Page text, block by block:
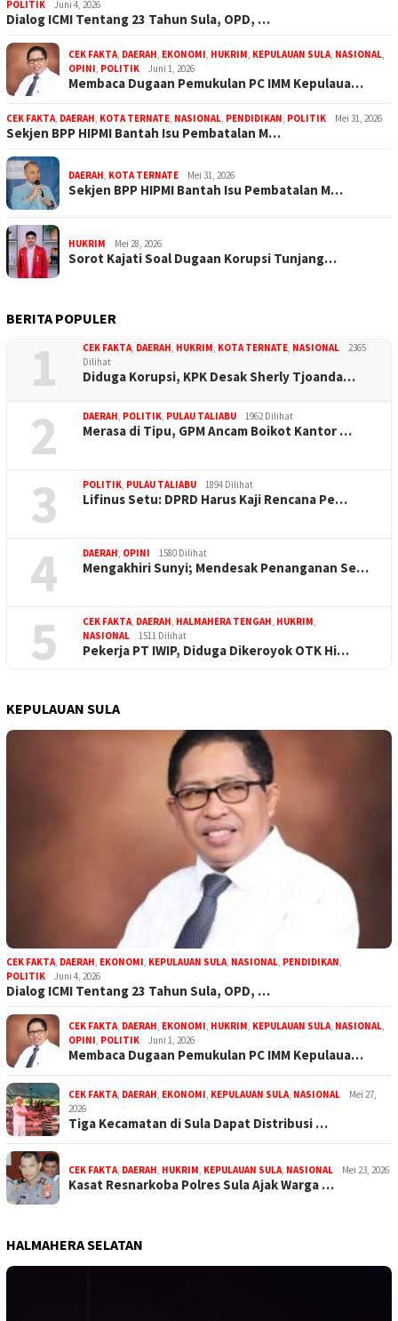
POLITIK Juni 4, 2026
Dialog ICMI Tentang 23 Tahun Sula, OPD, …
CEK FAKTA, DAERAH, EKONOMI, HUKRIM, KEPULAUAN SULA, NASIONAL,
OPINI, POLITIK Juni 1, 2026
Membaca Dugaan Pemukulan PC IMM Kepulaua…
CEK FAKTA, DAERAH, KOTA TERNATE, NASIONAL, PENDIDIKAN, POLITIK Mei 31, 2026
Sekjen BPP HIPMI Bantah Isu Pembatalan M…
DAERAH, KOTA TERNATE Mei 31, 2026
Sekjen BPP HIPMI Bantah Isu Pembatalan M…
HUKRIM Mei 28, 2026
Sorot Kajati Soal Dugaan Korupsi Tunjang…
BERITA POPULER
1 CEK FAKTA, DAERAH, HUKRIM, KOTA TERNATE, NASIONAL
2365
Dilihat
Diduga Korupsi, KPK Desak Sherly Tjoanda…
2 DAERAH, POLITIK, PULAU TALIABU 1962 Dilihat
Merasa di Tipu, GPM Ancam Boikot Kantor …
3 POLITIK, PULAU TALIABU 1894 Dilihat
Lifinus Setu: DPRD Harus Kaji Rencana Pe…
4 DAERAH, OPINI 1580 Dilihat
Mengakhiri Sunyi; Mendesak Penanganan Se…
5 CEK FAKTA, DAERAH, HALMAHERA TENGAH, HUKRIM,
NASIONAL
1511 Dilihat
Pekerja PT IWIP, Diduga Dikeroyok OTK Hi…
KEPULAUAN SULA
CEK FAKTA, DAERAH, EKONOMI, KEPULAUAN SULA, NASIONAL, PENDIDIKAN,
POLITIK
Juni 4, 2026
Dialog ICMI Tentang 23 Tahun Sula, OPD, …
CEK FAKTA, DAERAH, EKONOMI, HUKRIM, KEPULAUAN SULA, NASIONAL,
OPINI, POLITIK Juni 1, 2026
Membaca Dugaan Pemukulan PC IMM Kepulaua…
CEK FAKTA, DAERAH, EKONOMI, KEPULAUAN SULA, NASIONAL
Mei 27,
2026
Tiga Kecamatan di Sula Dapat Distribusi …
CEK FAKTA, DAERAH, HUKRIM, KEPULAUAN SULA, NASIONAL Mei 23, 2026
Kasat Resnarkoba Polres Sula Ajak Warga …
HALMAHERA SELATAN